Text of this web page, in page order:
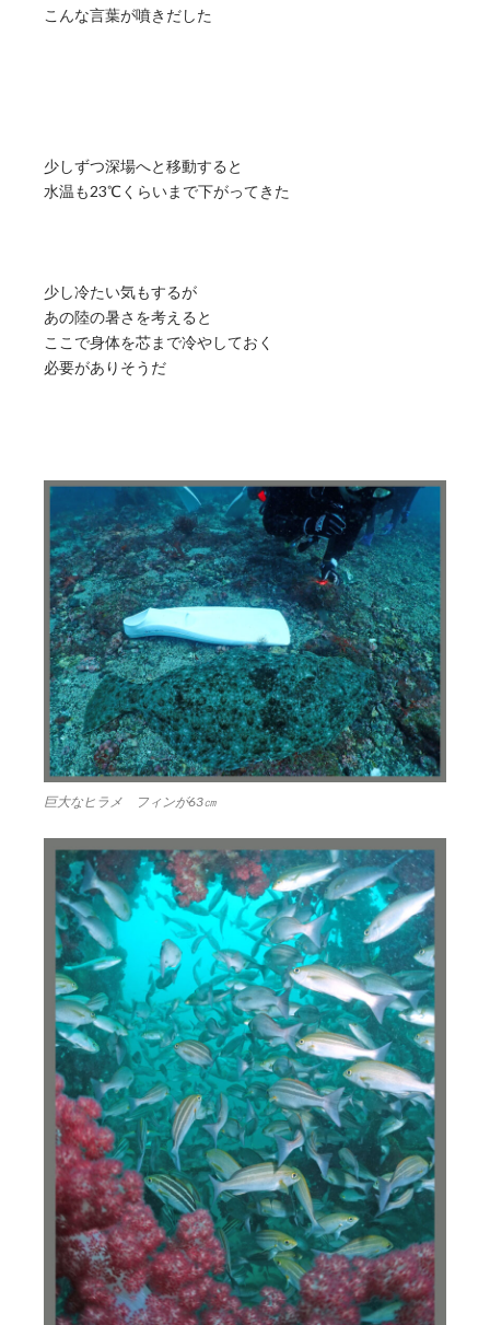
こんな言葉が噴きだした
少しずつ深場へと移動すると
水温も23℃くらいまで下がってきた
少し冷たい気もするが
あの陸の暑さを考えると
ここで身体を芯まで冷やしておく
必要がありそうだ
巨大なヒラメ フィンが63㎝